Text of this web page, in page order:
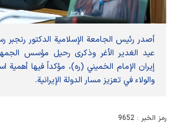
أصدر رئيس الجامعة الإسلامية الدکتور رنجبر
عيد الغدير الأغر وذكرى رحيل مؤسس
إيران الإمام الخميني (ره)، مؤكداً فيها أهمية
والولاء في تعزيز مسار الدولة الإيرانية.
رمز الخبر : 9652